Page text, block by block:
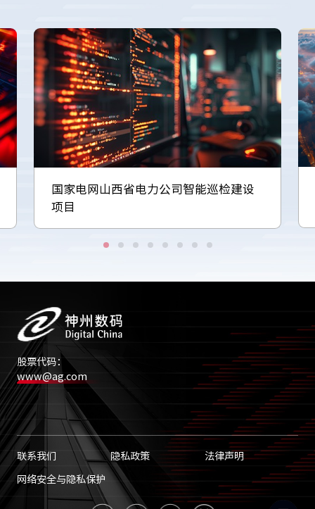
国家电网山西省电力公司智能巡检建设
项目
股票代码：
www@ag.com
联系我们 隐私政策 法律声明
网络安全与隐私保护